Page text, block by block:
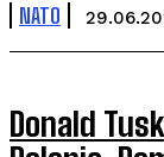
NATO
Donald